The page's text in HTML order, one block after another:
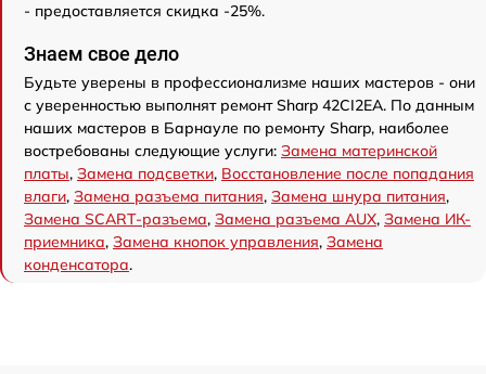
- предоставляется скидка -25%.
Знаем свое дело
Будьте уверены в профессионализме наших мастеров - они
с уверенностью выполнят ремонт Sharp 42CI2EA. По данным
наших мастеров в Барнауле по ремонту Sharp, наиболее
востребованы следующие услуги: Замена материнской
платы, Замена подсветки, Восстановление после попадания
влаги, Замена разъема питания, Замена шнура питания,
Замена SCART-разъема, Замена разъема AUX, Замена ИК-
приемника, Замена кнопок управления, Замена
конденсатора.